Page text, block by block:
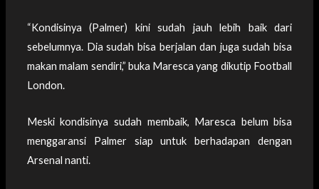
“Kondisinya (Palmer) kini sudah jauh lebih baik dari
sebelumnya. Dia sudah bisa berjalan dan juga sudah bisa
makan malam sendiri,” buka Maresca yang dikutip Football
London.
Meski kondisinya sudah membaik, Maresca belum bisa
menggaransi Palmer siap untuk berhadapan dengan
Arsenal nanti.